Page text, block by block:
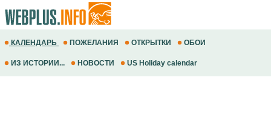
КАЛЕНДАРЬ ПОЖЕЛАНИЯ ОТКРЫТКИ ОБОИ
ИЗ ИСТОРИИ... НОВОСТИ US Holiday calendar